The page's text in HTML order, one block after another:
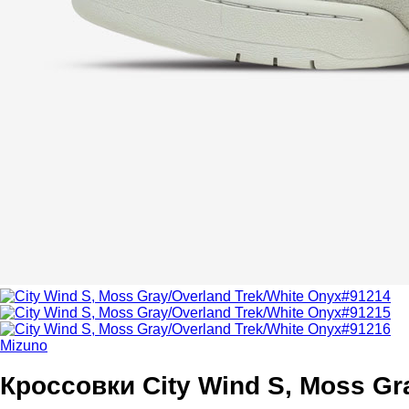
Mizuno
Кроссовки City Wind S, Moss